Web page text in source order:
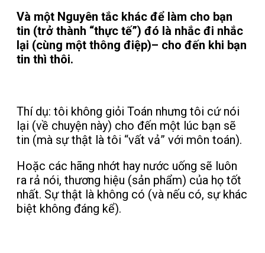
Và một Nguyên tắc khác để làm cho bạn
tin (trở thành “thực tế”) đó là nhắc đi nhắc
lại (cùng một thông điệp)– cho đến khi bạn
tin thì thôi.
Thí dụ: tôi không giỏi Toán nhưng tôi cứ nói
lại (về chuyện này) cho đến một lúc bạn sẽ
tin (mà sự thật là tôi “vất vả” với môn toán).
Hoặc các hãng nhớt hay nước uống sẽ luôn
ra rả nói, thương hiệu (sản phẩm) của họ tốt
nhất. Sự thật là không có (và nếu có, sự khác
biệt không đáng kể).